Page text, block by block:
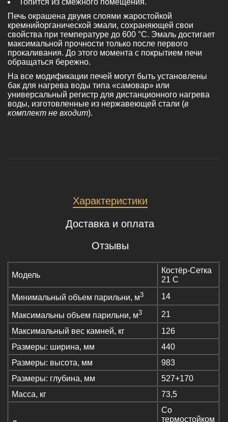
Топится из смежного помещения.
Печь окрашена двумя слоями жаростойкой
кремнийорганической эмали, сохраняющей свои
свойства при температуре до 600 °С. Эмаль достигает
максимальной прочности только после первого
прокаливания. До этого момента с покрытием печи
обращаться бережно.
На все модификации печей могут быть установлены
бак для нагрева воды типа «самовар» или
универсальный регистр для дистанционного нагрева
воды, изготовленные из нержавеющей стали (в
комплект не входит).
Характеристики
Доставка и оплата
Отзывы
Модель
Костёр-Сетка
21 С
Минимальный объем парильни, м3 14
Максимальны объем парильни, м3
21
Максимальный вес камней, кг
126
Размеры: ширина, мм
440
Размеры: высота, мм
983
Размеры: глубина, мм
527+170
Масса, кг
73,5
Со
термостойком